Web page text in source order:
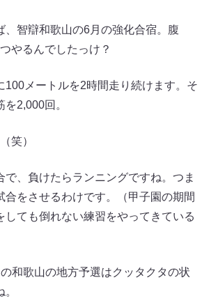
智辯和歌山の6月の強化合宿。腹
やるんでしたっけ？
メートルを2時間走り続けます。そ
2,000回。
笑）
、負けたらランニングですね。つま
合をさせるわけです。（甲子園の期間
しても倒れない練習をやってきている
和歌山の地方予選はクッタクタの状